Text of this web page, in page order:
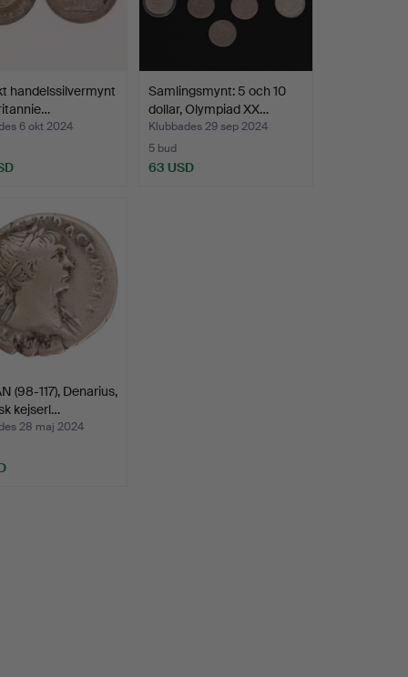
handelssilvermynt
6 okt 2024
Samlingsmynt: 5 och 10
dollar, Olympiad XX…
Klubbades 29 sep 2024
5 bud
63 USD
(98-117), Denarius,
kejserl…
28 maj 2024